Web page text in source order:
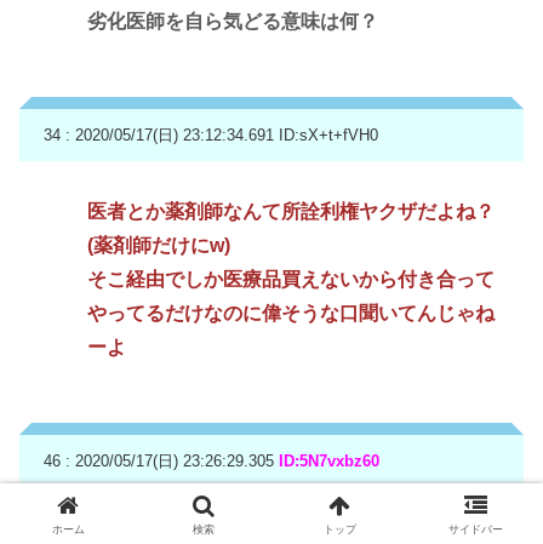
劣化医師を自ら気どる意味は何？
34 : 2020/05/17(日) 23:12:34.691 ID:sX+t+fVH0
医者とか薬剤師なんて所詮利権ヤクザだよね？
(薬剤師だけにw)
そこ経由でしか医療品買えないから付き合って
やってるだけなのに偉そうな口聞いてんじゃね
ーよ
46 : 2020/05/17(日) 23:26:29.305 ID:5N7vxbz60
ホーム 検索 トップ サイドバー